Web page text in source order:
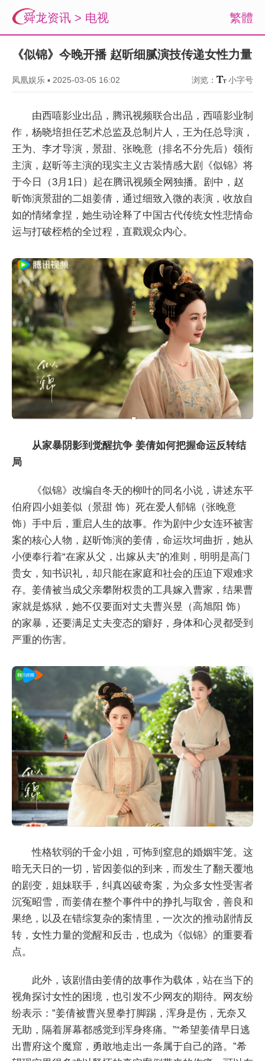
繁體
舜龙资讯 > 电视
《似锦》今晚开播 赵昕细腻演技传递女性力量
凤凰娱乐 ▪ 2025-03-05 16:02 浏览： 小字号
由西嘻影业出品，腾讯视频联合出品，西嘻影业制
作，杨晓培担任艺术总监及总制片人，王为任总导演，
王为、李才导演，景甜、张晚意（排名不分先后）领衔
主演，赵昕等主演的现实主义古装情感大剧《似锦》将
于今日（3月1日）起在腾讯视频全网独播。剧中，赵
昕饰演景甜的二姐姜倩，通过细致入微的表演，收放自
如的情绪拿捏，她生动诠释了中国古代传统女性悲情命
运与打破桎梏的全过程，直戳观众内心。
从家暴阴影到觉醒抗争 姜倩如何把握命运反转结
局
《似锦》改编自冬天的柳叶的同名小说，讲述东平
伯府四小姐姜似（景甜 饰）死在爱人郁锦（张晚意
饰）手中后，重启人生的故事。作为剧中少女连环被害
案的核心人物，赵昕饰演的姜倩，命运坎坷曲折，她从
小便奉行着“在家从父，出嫁从夫”的准则，明明是高门
贵女，知书识礼，却只能在家庭和社会的压迫下艰难求
存。姜倩被当成父亲攀附权贵的工具嫁入曹家，结果曹
家就是炼狱，她不仅要面对丈夫曹兴昱（高旭阳 饰）
的家暴，还要满足丈夫变态的癖好，身体和心灵都受到
严重的伤害。
性格软弱的千金小姐，可怖到窒息的婚姻牢笼。这
暗无天日的一切，皆因姜似的到来，而发生了翻天覆地
的剧变，姐妹联手，纠真凶破奇案，为众多女性受害者
沉冤昭雪，而姜倩在整个事件中的挣扎与取舍，善良和
果绝，以及在错综复杂的案情里，一次次的推动剧情反
转，女性力量的觉醒和反击，也成为《似锦》的重要看
点。
此外，该剧借由姜倩的故事作为载体，站在当下的
视角探讨女性的困境，也引发不少网友的期待。网友纷
纷表示：”姜倩被曹兴昱拳打脚踢，浑身是伤，无奈又
无助，隔着屏幕都感觉到浑身疼痛。”“希望姜倩早日逃
出曹府这个魔窟，勇敢地走出一条属于自己的路。”希